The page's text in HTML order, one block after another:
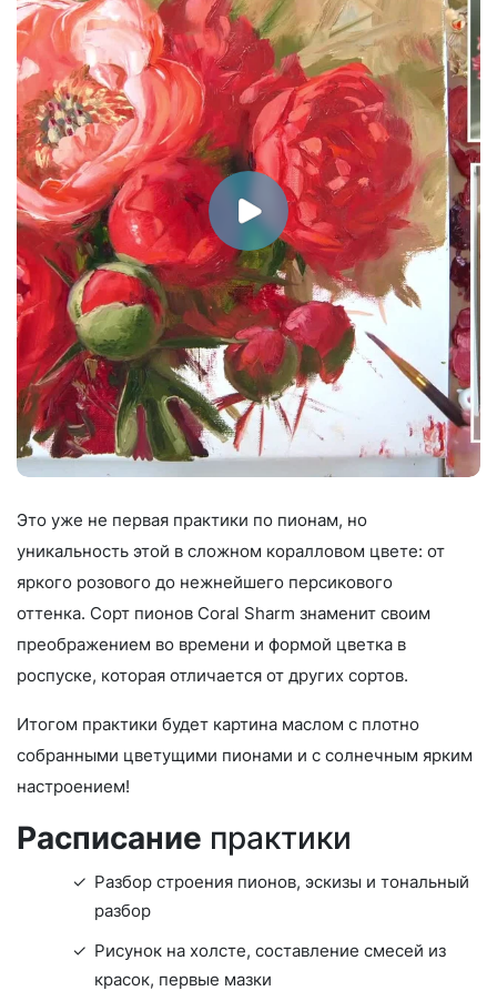
Это уже не первая практики по пионам, но
уникальность этой в сложном коралловом цвете: от
яркого розового до нежнейшего персикового
оттенка. Сорт пионов Coral Sharm знаменит своим
преображением во времени и формой цветка в
роспуске, которая отличается от других сортов.
Итогом практики будет картина маслом с плотно
собранными цветущими пионами и с солнечным ярким
настроением!
Расписание практики
Разбор строения пионов, эскизы и тональный
разбор
Рисунок на холсте, составление смесей из
красок, первые мазки